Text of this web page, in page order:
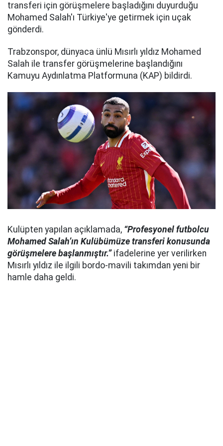
transferi için görüşmelere başladığını duyurduğu
Mohamed Salah'ı Türkiye'ye getirmek için uçak
gönderdi.
Trabzonspor, dünyaca ünlü Mısırlı yıldız Mohamed
Salah ile transfer görüşmelerine başlandığını
Kamuyu Aydınlatma Platformuna (KAP) bildirdi.
Kulüpten yapılan açıklamada, “Profesyonel futbolcu
Mohamed Salah’ın Kulübümüze transferi konusunda
görüşmelere başlanmıştır.”ifadelerine yer verilirken
Mısırlı yıldız ile ilgili bordo-mavili takımdan yeni bir
hamle daha geldi.